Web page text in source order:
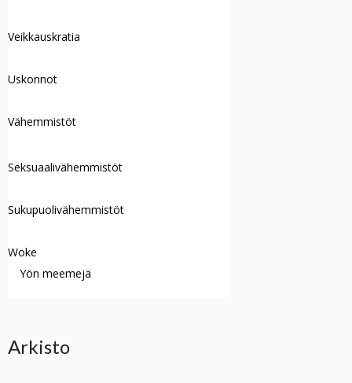
Veikkauskratia
Uskonnot
Vähemmistöt
Seksuaalivähemmistöt
Sukupuolivähemmistöt
Woke
Yön meemejä
Arkisto